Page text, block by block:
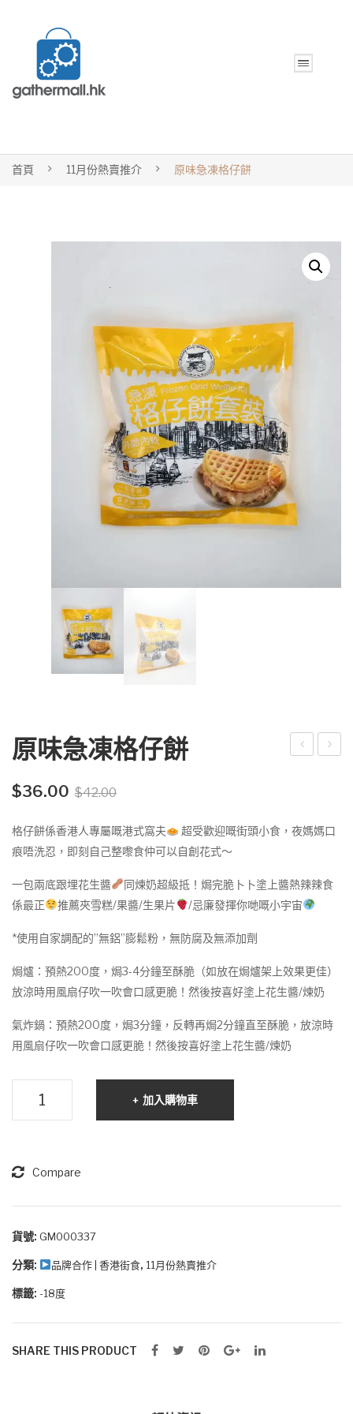
首頁 11月份熱賣推介 原味急凍格仔餅
雞
仔
凍
蛋
原味急凍格仔餅
$42.00Original
was:
$42.00.
$36.00
Current
is:
$36.00.
格仔餅係香港人專屬嘅港式窩夫
超受歡迎嘅街頭小食，夜媽媽口
痕唔洗忍，即刻自己整嚟食仲可以自創花式～
一包兩底跟埋花生醬
同煉奶超級抵！焗完脆卜卜塗上醬熱辣辣食
係最正
推薦夾雪糕/果醬/生果片 /忌廉發揮你哋嘅小宇宙
*使用自家調配的”無鋁”膨鬆粉，無防腐及無添加劑
焗爐：預熱200度，焗3-4分鐘至酥脆（如放在焗爐架上效果更佳）
放涼時用風扇仔吹一吹會口感更脆！然後按喜好塗上花生醬/煉奶
氣炸鍋：預熱200度，焗3分鐘，反轉再焗2分鐘直至酥脆，放涼時
用風扇仔吹一吹會口感更脆！然後按喜好塗上花生醬/煉奶
格
數
加入購物車
Compare
貨號: GM000337
分類: 品牌合作 | 香港街食, 11月份熱賣推介
標籤: -18度
SHARE THIS PRODUCT